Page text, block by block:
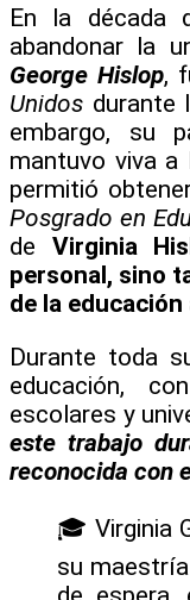
En la década
abandonar la
George Hislop,
Unidos durante
embargo, su
mantuvo viva
permitió
Posgrado en
de Virginia
personal, sino
de la
Durante toda
educación,
escolares y
este trabajo
reconocida con
🎓 Virginia
su